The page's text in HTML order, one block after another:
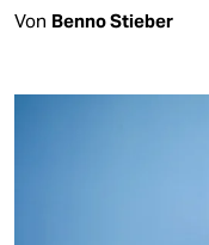
Von Benno Stieber